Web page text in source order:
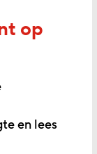
op
en lees